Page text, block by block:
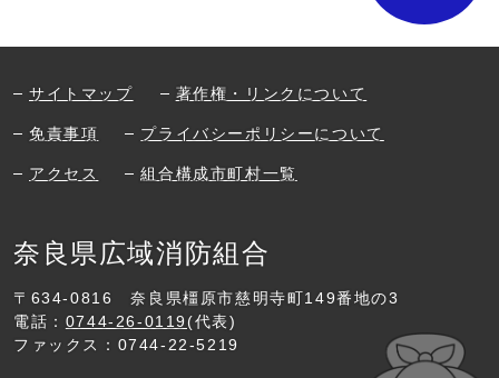
サイトマップ 著作権・リンクについて
免責事項 プライバシーポリシーについて
アクセス 組合構成市町村一覧
奈良県広域消防組合
〒634-0816
奈良県橿原市慈明寺町149番地の3
電話： 0744-26-0119 (代表)
ファックス：0744-22-5219